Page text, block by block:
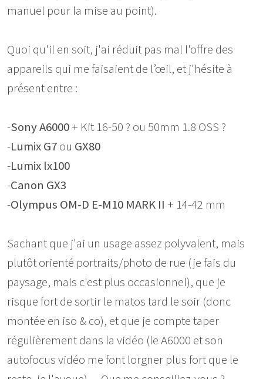
manuel pour la mise au point).
Quoi qu'il en soit, j'ai réduit pas mal l'offre des
appareils qui me faisaient de l’œil, et j'hésite à
présent entre :
-Sony A6000+ Kit 16-50 ? ou 50mm 1.8 OSS ?
-Lumix G7ou GX80
-Lumix lx100
-Canon GX3
-Olympus OM-D E-M10 MARK II + 14-42 mm
Sachant que j'ai un usage assez polyvalent, mais
plutôt orienté portraits/photo de rue (je fais du
paysage, mais c'est plus occasionnel), que je
risque fort de sortir le matos tard le soir (donc
montée en iso & co), et que je compte taper
régulièrement dans la vidéo (le A6000 et son
autofocus vidéo me font lorgner plus fort que le